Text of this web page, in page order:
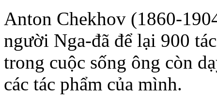
Anton Chekhov (1860-
người Nga-đã để lại 900
trong cuộc sống ông còn
các tác phẩm của mình.